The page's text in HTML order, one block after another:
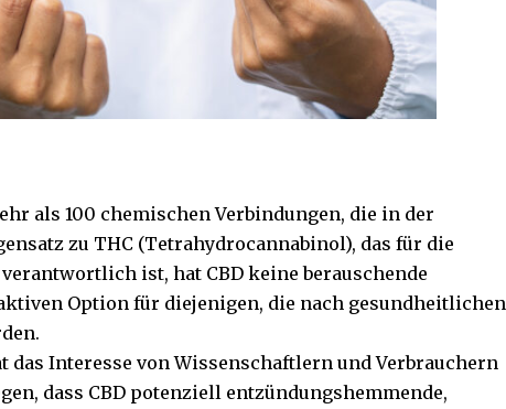
als 100 chemischen Verbindungen, die in der
zu THC (Tetrahydrocannabinol), das für die
ist, hat CBD keine berauschende
Option für diejenigen, die nach gesundheitlichen
das Interesse von Wissenschaftlern und Verbrauchern
dass CBD potenziell entzündungshemmende,